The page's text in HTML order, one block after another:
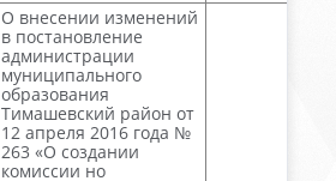
О внесении изменений
в постановление
администрации
муниципального
образования
Тимашевский район от
12 апреля 2016 года №
263 «О создании
комиссии но